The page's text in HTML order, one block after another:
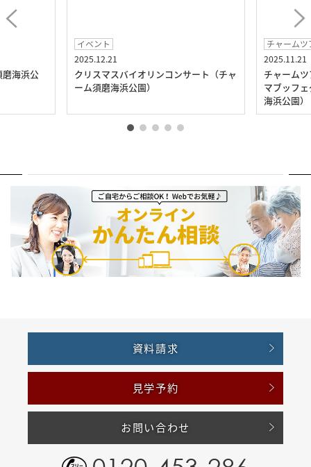
海浜公
イベント
2025.12.21
クリスマスバイオリンコンサート（チャ
ーム須磨海浜公園）
チャームツ
2025.11.21
チャーム
マブッフ
海浜公園）
資料請求
見学予約
お問い合わせ